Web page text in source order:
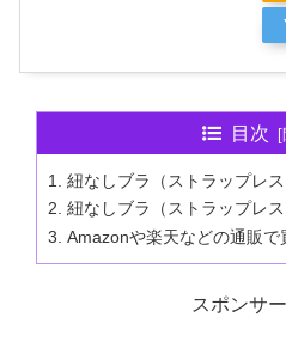
目次
紐なしブラ（ストラップレ
紐なしブラ（ストラップレ
Amazonや楽天などの通販で
スポンサ